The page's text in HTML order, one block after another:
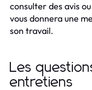
consulter des avis
vous donnera une
son travail.
Les
entretiens